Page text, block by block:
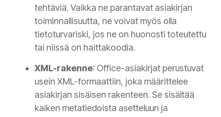
tehtäviä. Vaikka ne parantavat asiakirjan
toiminnallisuutta, ne voivat myös olla
tietoturvariski, jos ne on huonosti toteutettu
tai niissä on haittakoodia.
XML-rakenne: Office-asiakirjat perustuvat
usein XML-formaattiin, joka määrittelee
asiakirjan sisäisen rakenteen. Se sisältää
kaiken metatiedoista asetteluun ja